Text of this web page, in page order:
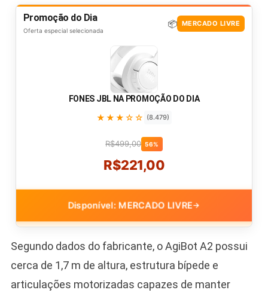
Promoção do Dia
Oferta especial selecionada
📦 MERCADO LIVRE
FONES JBL NA PROMOÇÃO DO DIA
★★★☆☆ (8.479)
R$499,00 56%
R$221,00
Disponível: MERCADO LIVRE→
Segundo dados do fabricante, o AgiBot A2 possui
cerca de 1,7 m de altura, estrutura bípede e
articulações motorizadas capazes de manter